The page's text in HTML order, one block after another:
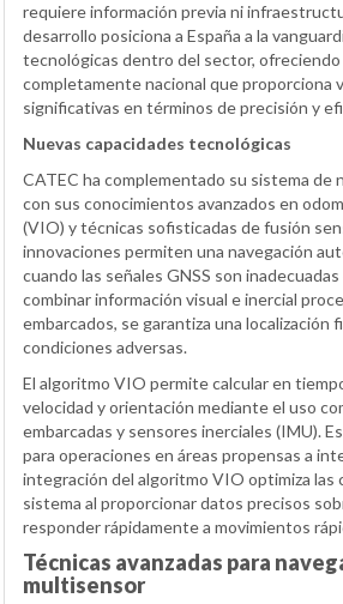
requiere información previa ni
desarrollo posiciona a España a la
tecnológicas dentro del sector,
completamente nacional que proporciona
significativas en términos de precisión y
Nuevas capacidades tecnológicas
CATEC ha complementado su sistema de
con sus conocimientos avanzados en
(VIO) y técnicas sofisticadas de fusión
innovaciones permiten una navegación
cuando las señales GNSS son
combinar información visual e inercial
embarcados, se garantiza una localización
condiciones adversas.
El algoritmo VIO permite calcular en
velocidad y orientación mediante el uso
embarcadas y sensores inerciales (IMU).
para operaciones en áreas propensas a
integración del algoritmo VIO optimiza las
sistema al proporcionar datos precisos
responder rápidamente a movimientos
Técnicas avanzadas para
multisensor